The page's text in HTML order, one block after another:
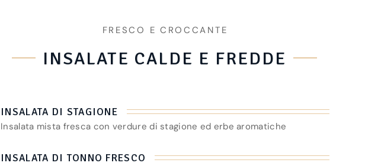
FRESCO E CROCCANTE
INSALATE CALDE E FREDDE
INSALATA DI STAGIONE
Insalata mista fresca con verdure di stagione ed erbe aromatiche
INSALATA DI TONNO FRESCO